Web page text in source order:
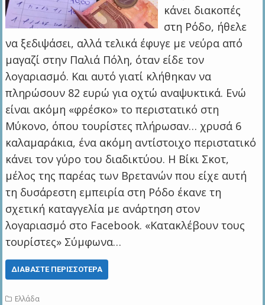
κάνει διακοπές
στη Ρόδο, ήθελε
να ξεδιψάσει, αλλά τελικά έφυγε με νεύρα από
μαγαζί στην Παλιά Πόλη, όταν είδε τον
λογαριασμό. Και αυτό γιατί κλήθηκαν να
πληρώσουν 82 ευρώ για οχτώ αναψυκτικά. Ενώ
είναι ακόμη «φρέσκο» το περιστατικό στη
Μύκονο, όπου τουρίστες πλήρωσαν… χρυσά 6
καλαμαράκια, ένα ακόμη αντίστοιχο περιστατικό
κάνει τον γύρο του διαδικτύου. Η Βίκι Σκοτ,
μέλος της παρέας των Βρετανών που είχε αυτή
τη δυσάρεστη εμπειρία στη Ρόδο έκανε τη
σχετική καταγγελία με ανάρτηση στον
λογαριασμό στο Facebook. «Κατακλέβουν τους
τουρίστες» Σύμφωνα…
ΔΙΑΒΆΣΤΕ ΠΕΡΙΣΣΌΤΕΡΑ
Ελλάδα